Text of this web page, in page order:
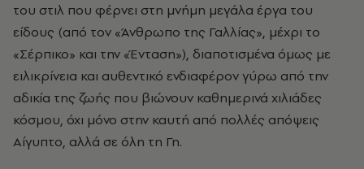
του στιλ που φέρνει στη μνήμη μεγάλα έργα του
είδους (από τον «Άνθρωπο της Γαλλίας», μέχρι το
«Σέρπικο» και την «Ένταση»), διαποτισμένα όμως με
ειλικρίνεια και αυθεντικό ενδιαφέρον γύρω από την
αδικία της ζωής που βιώνουν καθημερινά χιλιάδες
κόσμου, όχι μόνο στην καυτή από πολλές απόψεις
Αίγυπτο, αλλά σε όλη τη Γη.